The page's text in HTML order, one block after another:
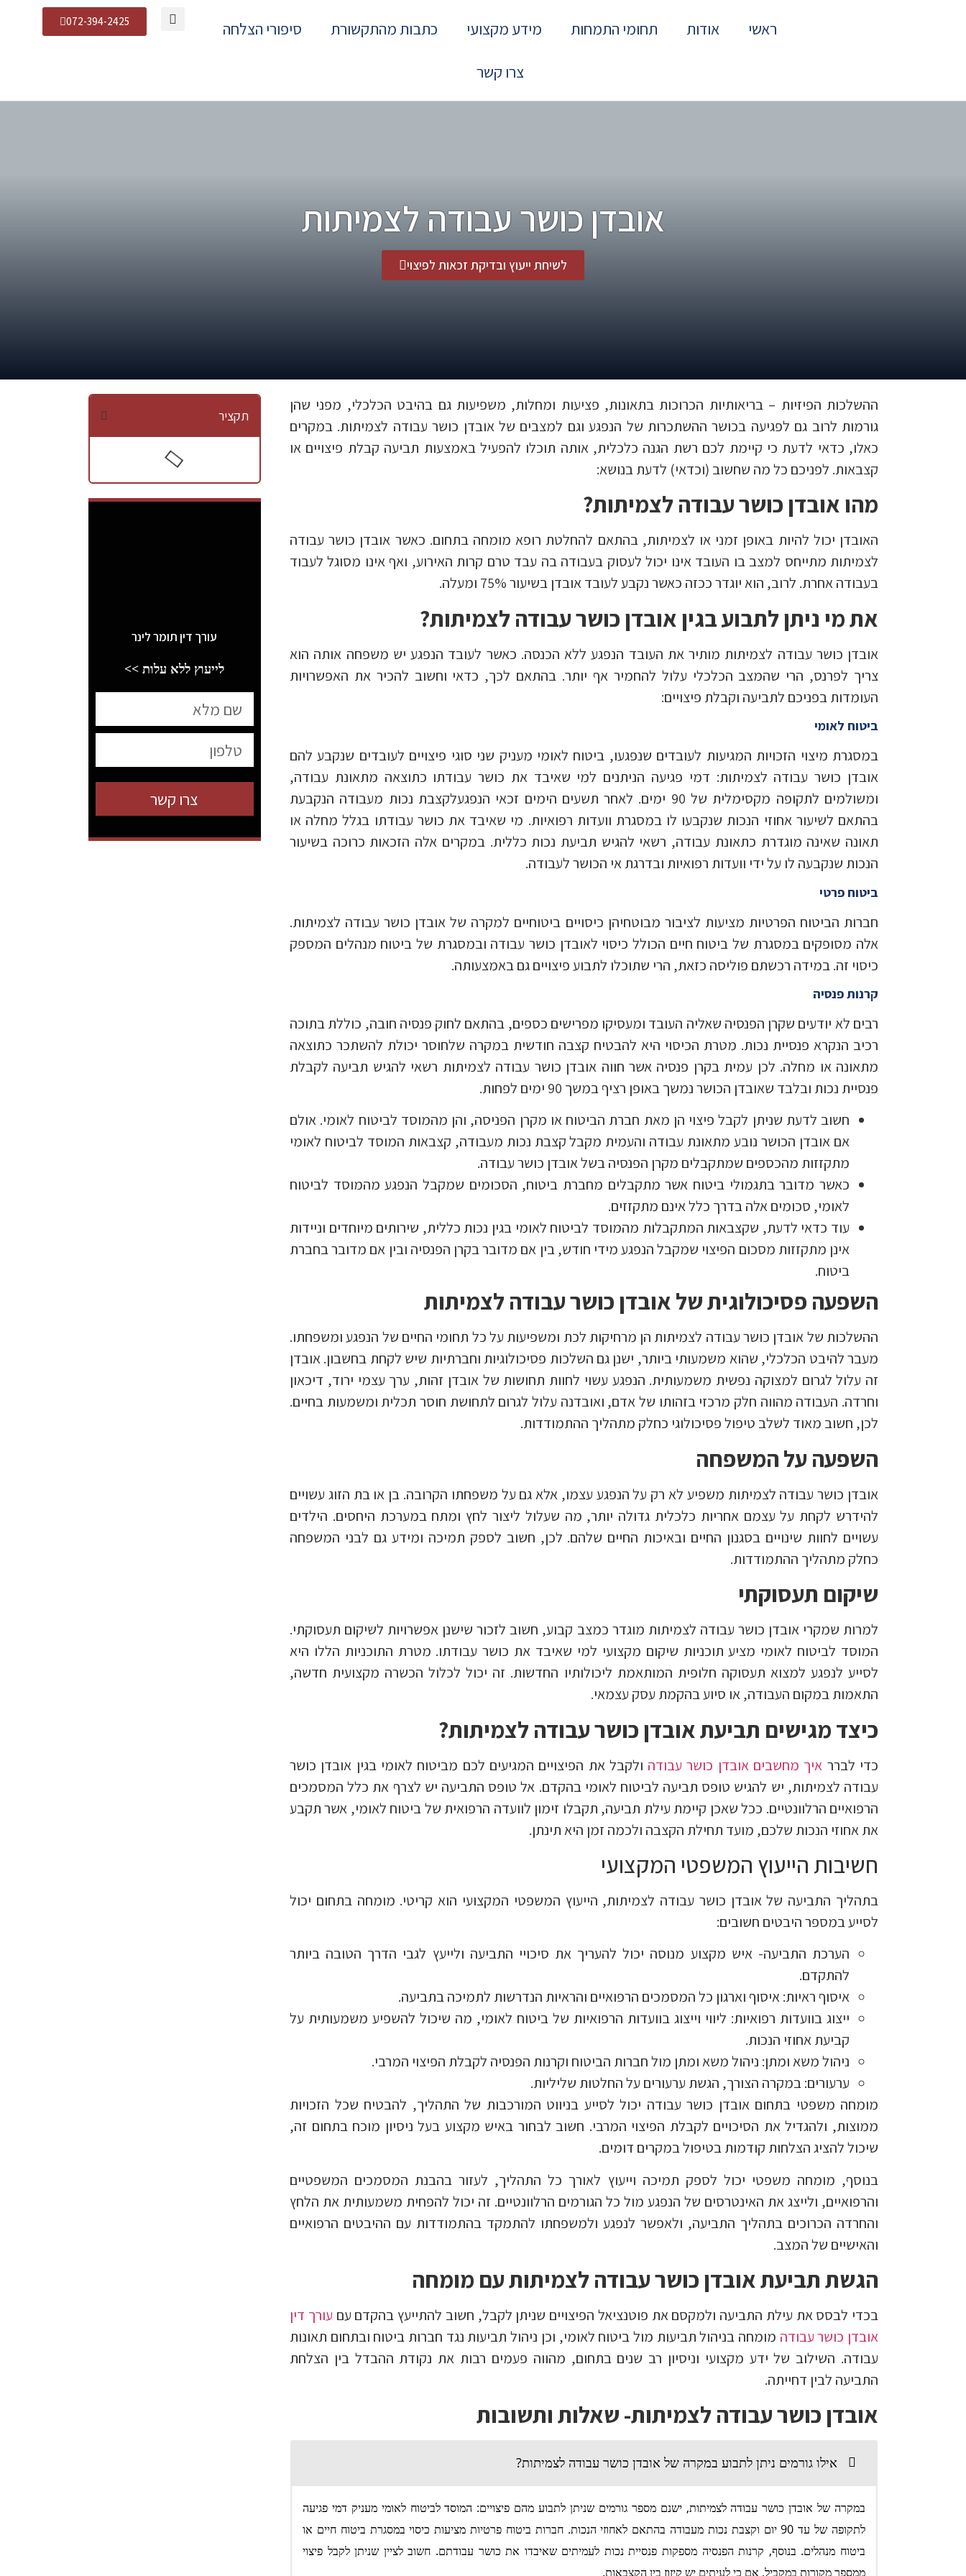
ראשי אודות תחומי התמחות מידע מקצועי כתבות מהתקשורת סיפורי הצלחה
צרו קשר
072-394-2425
אובדן כושר עבודה לצמיתות
לשיחת ייעוץ ובדיקת זכאות לפיצוי
ההשלכות הפיזיות – בריאותיות הכרוכות בתאונות, פציעות ומחלות, משפיעות גם בהיבט הכלכלי, מפני שהן
גורמות לרוב גם לפגיעה בכושר ההשתכרות של הנפגע וגם למצבים של אובדן כושר עבודה לצמיתות. במקרים
כאלו, כדאי לדעת כי קיימת לכם רשת הגנה כלכלית, אותה תוכלו להפעיל באמצעות תביעה קבלת פיצויים או
קצבאות. לפניכם כל מה שחשוב (וכדאי) לדעת בנושא:
מהו אובדן כושר עבודה לצמיתות?
האובדן יכול להיות באופן זמני או לצמיתות, בהתאם להחלטת רופא מומחה בתחום. כאשר אובדן כושר עבודה
לצמיתות מתייחס למצב בו העובד אינו יכול לעסוק בעבודה בה עבד טרם קרות האירוע, ואף אינו מסוגל לעבוד
בעבודה אחרת. לרוב, הוא יוגדר ככזה כאשר נקבע לעובד אובדן בשיעור 75% ומעלה.
את מי ניתן לתבוע בגין אובדן כושר עבודה לצמיתות?
אובדן כושר עבודה לצמיתות מותיר את העובד הנפגע ללא הכנסה. כאשר לעובד הנפגע יש משפחה אותה הוא
צריך לפרנס, הרי שהמצב הכלכלי עלול להחמיר אף יותר. בהתאם לכך, כדאי וחשוב להכיר את האפשרויות
העומדות בפניכם לתביעה וקבלת פיצויים:
ביטוח לאומי
במסגרת מיצוי הזכויות המגיעות לעובדים שנפגעו, ביטוח לאומי מעניק שני סוגי פיצויים לעובדים שנקבע להם
אובדן כושר עבודה לצמיתות: דמי פגיעה הניתנים למי שאיבד את כושר עבודתו כתוצאה מתאונת עבודה,
ומשולמים לתקופה מקסימלית של 90 ימים. לאחר תשעים הימים זכאי הנפגעלקצבת נכות מעבודה הנקבעת
בהתאם לשיעור אחוזי הנכות שנקבעו לו במסגרת וועדות רפואיות. מי שאיבד את כושר עבודתו בגלל מחלה או
תאונה שאינה מוגדרת כתאונת עבודה, רשאי להגיש תביעת נכות כללית. במקרים אלה הזכאות כרוכה בשיעור
הנכות שנקבעה לו על ידי וועדות רפואיות ובדרגת אי הכושר לעבודה.
ביטוח פרטי
חברות הביטוח הפרטיות מציעות לציבור מבוטחיהן כיסויים ביטוחיים למקרה של אובדן כושר עבודה לצמיתות.
אלה מסופקים במסגרת של ביטוח חיים הכולל כיסוי לאובדן כושר עבודה ובמסגרת של ביטוח מנהלים המספק
כיסוי זה. במידה רכשתם פוליסה כזאת, הרי שתוכלו לתבוע פיצויים גם באמצעותה.
קרנות פנסיה
רבים לא יודעים שקרן הפנסיה שאליה העובד ומעסיקו מפרישים כספים, בהתאם לחוק פנסיה חובה, כוללת בתוכה
רכיב הנקרא פנסיית נכות. מטרת הכיסוי היא להבטיח קצבה חודשית במקרה שלחוסר יכולת להשתכר כתוצאה
מתאונה או מחלה. לכן עמית בקרן פנסיה אשר חווה אובדן כושר עבודה לצמיתות רשאי להגיש תביעה לקבלת
פנסיית נכות ובלבד שאובדן הכושר נמשך באופן רציף במשך 90 ימים לפחות.
חשוב לדעת שניתן לקבל פיצוי הן מאת חברת הביטוח או מקרן הפניסה, והן מהמוסד לביטוח לאומי. אולם
אם אובדן הכושר נובע מתאונת עבודה והעמית מקבל קצבת נכות מעבודה, קצבאות המוסד לביטוח לאומי
מתקזזות מהכספים שמתקבלים מקרן הפנסיה בשל אובדן כושר עבודה.
כאשר מדובר בתגמולי ביטוח אשר מתקבלים מחברת ביטוח, הסכומים שמקבל הנפגע מהמוסד לביטוח
לאומי, סכומים אלה בדרך כלל אינם מתקזזים.
עוד כדאי לדעת, שקצבאות המתקבלות מהמוסד לביטוח לאומי בגין נכות כללית, שירותים מיוחדים וניידות
אינן מתקזזות מסכום הפיצוי שמקבל הנפגע מידי חודש, בין אם מדובר בקרן הפנסיה ובין אם מדובר בחברת
ביטוח.
השפעה פסיכולוגית של אובדן כושר עבודה לצמיתות
ההשלכות של אובדן כושר עבודה לצמיתות הן מרחיקות לכת ומשפיעות על כל תחומי החיים של הנפגע ומשפחתו.
מעבר להיבט הכלכלי, שהוא משמעותי ביותר, ישנן גם השלכות פסיכולוגיות וחברתיות שיש לקחת בחשבון. אובדן
זה עלול לגרום למצוקה נפשית משמעותית. הנפגע עשוי לחוות תחושות של אובדן זהות, ערך עצמי ירוד, דיכאון
וחרדה. העבודה מהווה חלק מרכזי בזהותו של אדם, ואובדנה עלול לגרום לתחושת חוסר תכלית ומשמעות בחיים.
לכן, חשוב מאוד לשלב טיפול פסיכולוגי כחלק מתהליך ההתמודדות.
השפעה על המשפחה
אובדן כושר עבודה לצמיתות משפיע לא רק על הנפגע עצמו, אלא גם על משפחתו הקרובה. בן או בת הזוג עשויים
להידרש לקחת על עצמם אחריות כלכלית גדולה יותר, מה שעלול ליצור לחץ ומתח במערכת היחסים. הילדים
עשויים לחוות שינויים בסגנון החיים ובאיכות החיים שלהם. לכן, חשוב לספק תמיכה ומידע גם לבני המשפחה
כחלק מתהליך ההתמודדות.
שיקום תעסוקתי
למרות שמקרי אובדן כושר עבודה לצמיתות מוגדר כמצב קבוע, חשוב לזכור שישנן אפשרויות לשיקום תעסוקתי.
המוסד לביטוח לאומי מציע תוכניות שיקום מקצועי למי שאיבד את כושר עבודתו. מטרת התוכניות הללו היא
לסייע לנפגע למצוא תעסוקה חלופית המותאמת ליכולותיו החדשות. זה יכול לכלול הכשרה מקצועית חדשה,
התאמות במקום העבודה, או סיוע בהקמת עסק עצמאי.
כיצד מגישים תביעת אובדן כושר עבודה לצמיתות?
כדי לברר איך מחשבים אובדן כושר עבודה ולקבל את הפיצויים המגיעים לכם מביטוח לאומי בגין אובדן כושר
עבודה לצמיתות, יש להגיש טופס תביעה לביטוח לאומי בהקדם. אל טופס התביעה יש לצרף את כלל המסמכים
הרפואיים הרלוונטיים. ככל שאכן קיימת עילת תביעה, תקבלו זימון לוועדה הרפואית של ביטוח לאומי, אשר תקבע
את אחוזי הנכות שלכם, מועד תחילת הקצבה ולכמה זמן היא תינתן.
חשיבות הייעוץ המשפטי המקצועי
בתהליך התביעה של אובדן כושר עבודה לצמיתות, הייעוץ המשפטי המקצועי הוא קריטי. מומחה בתחום יכול
לסייע במספר היבטים חשובים:
הערכת התביעה- איש מקצוע מנוסה יכול להעריך את סיכויי התביעה ולייעץ לגבי הדרך הטובה ביותר
להתקדם.
איסוף ראיות: איסוף וארגון כל המסמכים הרפואיים והראיות הנדרשות לתמיכה בתביעה.
ייצוג בוועדות רפואיות: ליווי וייצוג בוועדות הרפואיות של ביטוח לאומי, מה שיכול להשפיע משמעותית על
קביעת אחוזי הנכות.
ניהול משא ומתן: ניהול משא ומתן מול חברות הביטוח וקרנות הפנסיה לקבלת הפיצוי המרבי.
ערעורים: במקרה הצורך, הגשת ערעורים על החלטות שליליות.
מומחה משפטי בתחום אובדן כושר עבודה יכול לסייע בניווט המורכבות של התהליך, להבטיח שכל הזכויות
ממוצות, ולהגדיל את הסיכויים לקבלת הפיצוי המרבי. חשוב לבחור באיש מקצוע בעל ניסיון מוכח בתחום זה,
שיכול להציג הצלחות קודמות בטיפול במקרים דומים.
בנוסף, מומחה משפטי יכול לספק תמיכה וייעוץ לאורך כל התהליך, לעזור בהבנת המסמכים המשפטיים
והרפואיים, ולייצג את האינטרסים של הנפגע מול כל הגורמים הרלוונטיים. זה יכול להפחית משמעותית את הלחץ
והחרדה הכרוכים בתהליך התביעה, ולאפשר לנפגע ולמשפחתו להתמקד בהתמודדות עם ההיבטים הרפואיים
והאישיים של המצב.
הגשת תביעת אובדן כושר עבודה לצמיתות עם מומחה
בכדי לבסס את עילת התביעה ולמקסם את פוטנציאל הפיצויים שניתן לקבל, חשוב להתייעץ בהקדם עם עורך דין
אובדן כושר עבודה מומחה בניהול תביעות מול ביטוח לאומי, וכן ניהול תביעות נגד חברות ביטוח ובתחום תאונות
עבודה. השילוב של ידע מקצועי וניסיון רב שנים בתחום, מהווה פעמים רבות את נקודת ההבדל בין הצלחת
התביעה לבין דחייתה.
אובדן כושר עבודה לצמיתות- שאלות ותשובות
אילו גורמים ניתן לתבוע במקרה של אובדן כושר עבודה לצמיתות?
במקרה של אובדן כושר עבודה לצמיתות, ישנם מספר גורמים שניתן לתבוע מהם פיצויים: המוסד לביטוח לאומי מעניק דמי פגיעה
לתקופה של עד 90 יום וקצבת נכות מעבודה בהתאם לאחוזי הנכות. חברות ביטוח פרטיות מציעות כיסוי במסגרת ביטוח חיים או
ביטוח מנהלים. בנוסף, קרנות הפנסיה מספקות פנסיית נכות לעמיתים שאיבדו את כושר עבודתם. חשוב לציין שניתן לקבל פיצוי
ממספר מקורות במקביל, אם כי לעיתים יש קיזוז בין הקצבאות.
תקציר
עורך דין תומר לינר
לייעוץ ללא עלות >>
צרו קשר